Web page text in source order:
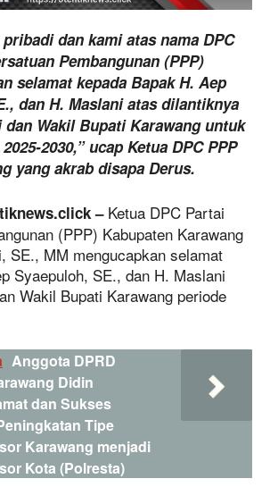
pribadi dan kami atas nama DPC
Pembangunan (PPP)
selamat kepada Bapak H. Aep
dan H. Maslani atas dilantiknya
dan Wakil Bupati Karawang untuk
2030,” ucap Ketua DPC PPP
yang akrab disapa Derus.
–Ketua DPC Partai
(PPP) Kabupaten Karawang
SE., MM mengucapkan selamat
Syaepuloh, SE., dan H. Maslani
Wakil Bupati Karawang periode
Anggota DPRD
Didin
dan Sukses
Tipe
Karawang menjadi
Kota (Polresta)